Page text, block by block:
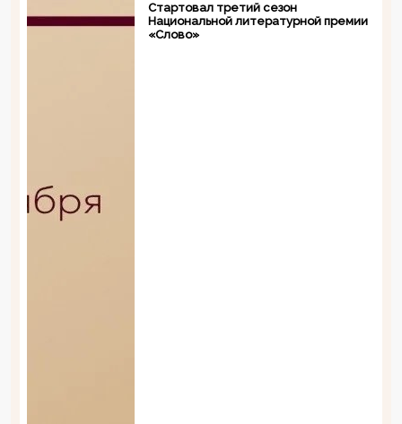
Стартовал третий сезон
Национальной литературной премии
«Слово»